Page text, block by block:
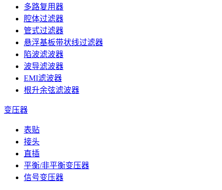
多路复用器
腔体过滤器
管式过滤器
悬浮基板带状线过滤器
陷波滤波器
波导滤波器
EMI滤波器
根升余弦滤波器
变压器
表贴
接头
直插
平衡/非平衡变压器
信号变压器